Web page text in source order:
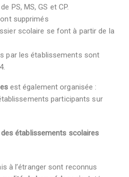
PS, MS, GS et CP.
supprimés
scolaire se font à partir de la
par les établissements sont
est également organisée :
participants sur
établissements scolaires
à l’étranger sont reconnus